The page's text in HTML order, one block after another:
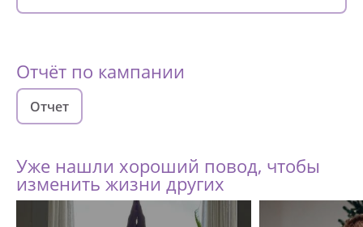
Отчёт по кампании
Отчет
Уже нашли хороший повод, чтобы
изменить жизни других